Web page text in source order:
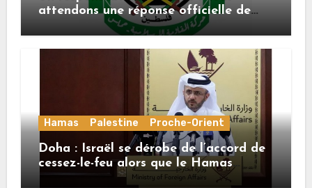
attendons une réponse officielle de
Mladenov concernant la feuille de
route de la deuxième phase de l’accord
Hamas Palestine Proche-Orient
Doha : Israël se dérobe de l’accord de
cessez-le-feu alors que le Hamas
honore ses engagements